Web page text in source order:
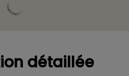
détaillée